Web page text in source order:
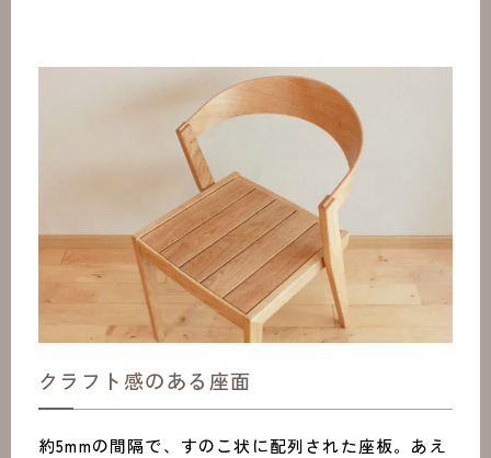
クラフト感のある座面
約5mmの間隔で、すのこ状に配列された座板。あえ